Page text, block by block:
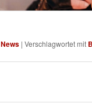
News |Verschlagwortet mit